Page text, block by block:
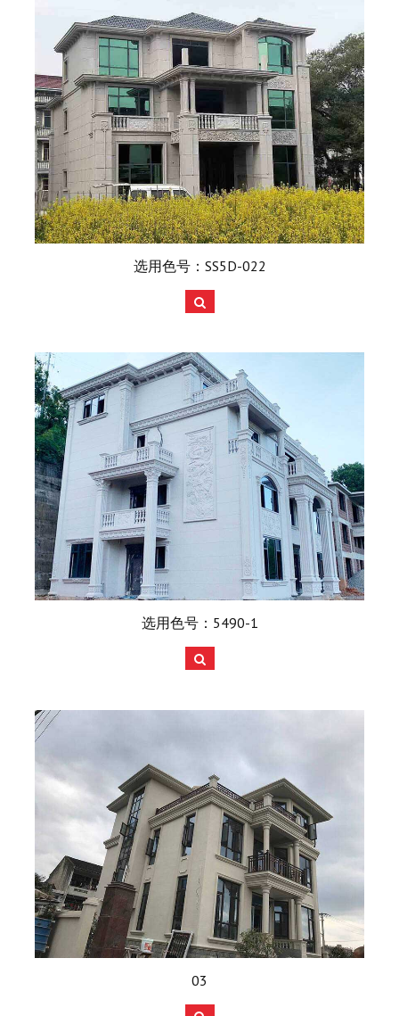
选用色号：SS5D-022
选用色号：5490-1
03